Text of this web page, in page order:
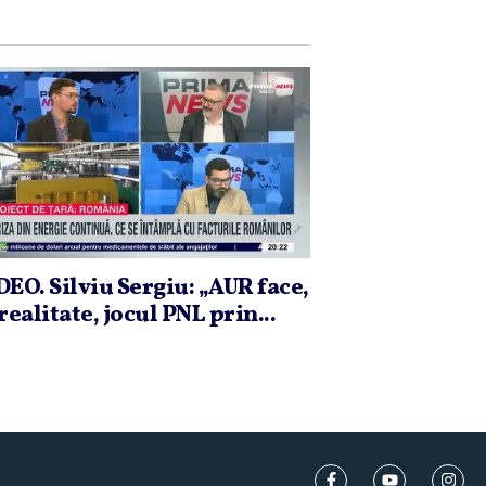
Silviu Sergiu: „AUR face,
jocul PNL prin...